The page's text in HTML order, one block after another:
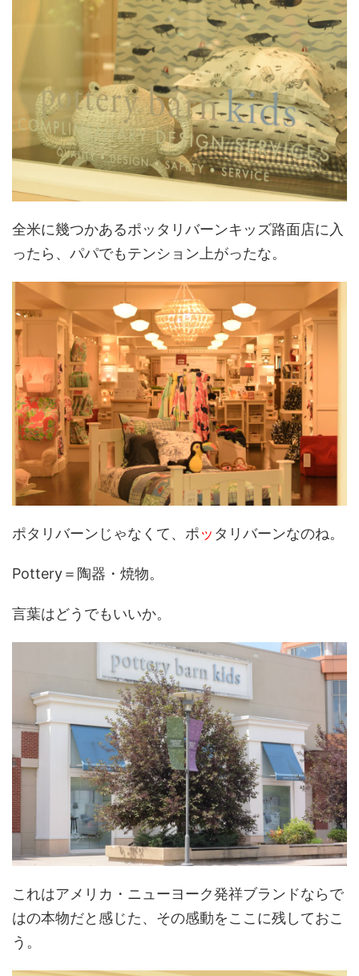
全米に幾つかあるポッタリバーンキッズ路面店に入
ったら、パパでもテンション上がったな。
ポタリバーンじゃなくて、ポッ タリバーンなのね。
Pottery＝陶器・焼物。
言葉はどうでもいいか。
これはアメリカ・ニューヨーク発祥ブランドならで
はの本物だと感じた、その感動をここに残しておこ
う。